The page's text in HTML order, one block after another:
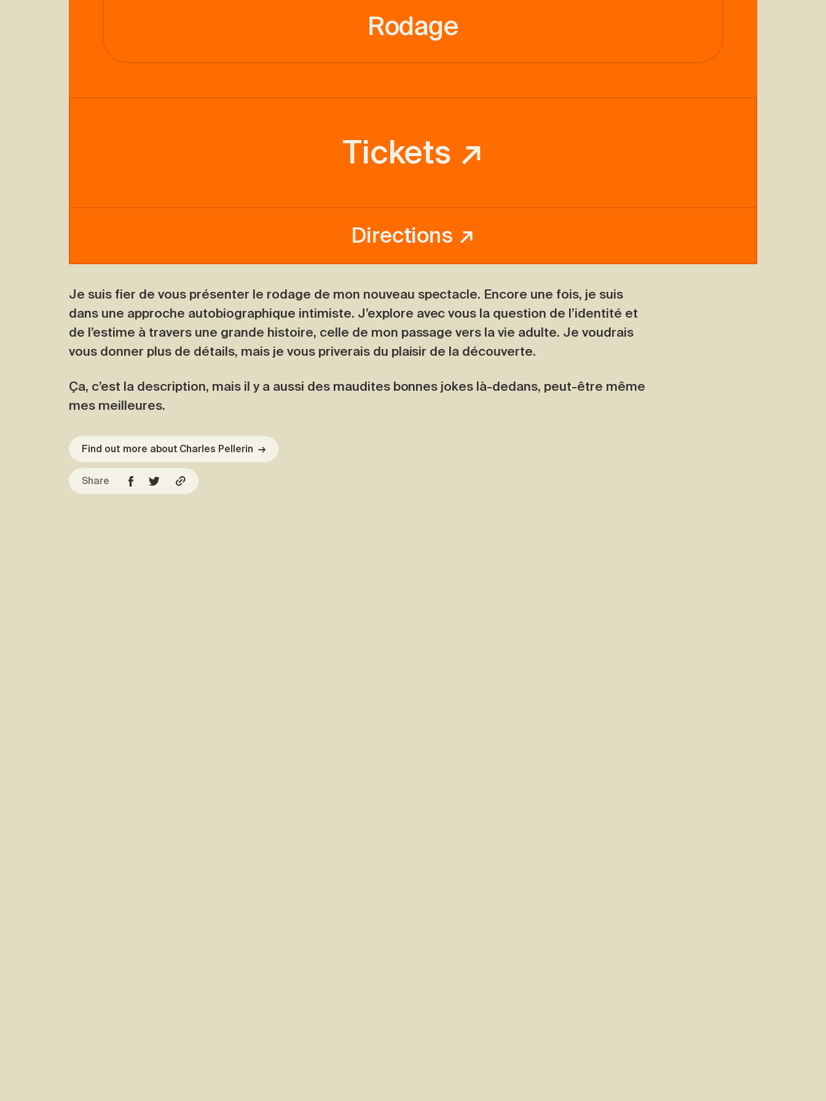
Rodage
Tickets ↗
Directions ↗
Je suis fier de vous présenter le rodage de mon nouveau spectacle. Encore une fois, je suis
dans une approche autobiographique intimiste. J’explore avec vous la question de l’identité et
de l’estime à travers une grande histoire, celle de mon passage vers la vie adulte. Je voudrais
vous donner plus de détails, mais je vous priverais du plaisir de la découverte.
Ça, c’est la description, mais il y a aussi des maudites bonnes jokes là-dedans, peut-être même
mes meilleures.
Find out more about Charles Pellerin→
Share Facebook
TwitterCopy URL